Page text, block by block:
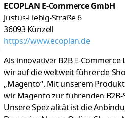
ECOPLAN E-Commerce GmbH
Justus-Liebig-Straße 6
36093 Künzell
https://www.ecoplan.de
Als innovativer B2B E-
wir auf die weltweit führende
„Magento“. Mit unserem
wir Magento zur führenden B2B-
Unsere Spezialität ist die